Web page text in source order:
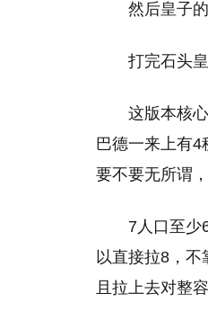
然后皇子
打完石头
这版本核
巴德一来上有
要不要无所谓
7人口至少
以直接拉8，不
且拉上去对整